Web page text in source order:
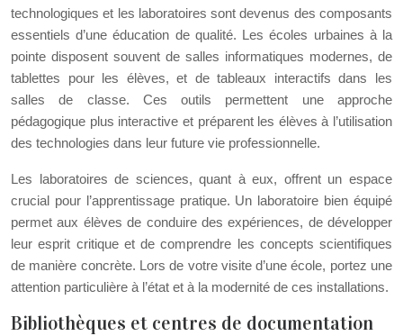
technologiques et les laboratoires sont devenus des composants
essentiels d’une éducation de qualité. Les écoles urbaines à la
pointe disposent souvent de salles informatiques modernes, de
tablettes pour les élèves, et de tableaux interactifs dans les
salles de classe. Ces outils permettent une approche
pédagogique plus interactive et préparent les élèves à l’utilisation
des technologies dans leur future vie professionnelle.
Les laboratoires de sciences, quant à eux, offrent un espace
crucial pour l’apprentissage pratique. Un laboratoire bien équipé
permet aux élèves de conduire des expériences, de développer
leur esprit critique et de comprendre les concepts scientifiques
de manière concrète. Lors de votre visite d’une école, portez une
attention particulière à l’état et à la modernité de ces installations.
Bibliothèques et centres de documentation